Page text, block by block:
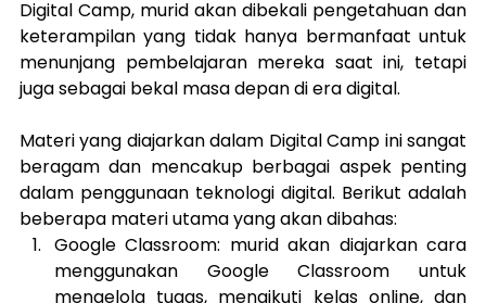
Digital Camp, murid akan dibekali pengetahuan dan
keterampilan yang tidak hanya bermanfaat untuk
menunjang pembelajaran mereka saat ini, tetapi
juga sebagai bekal masa depan di era digital.
Materi yang diajarkan dalam Digital Camp ini sangat
beragam dan mencakup berbagai aspek penting
dalam penggunaan teknologi digital. Berikut adalah
beberapa materi utama yang akan dibahas:
Google Classroom: murid akan diajarkan cara
menggunakan Google Classroom untuk
mengelola tugas, mengikuti kelas online, dan